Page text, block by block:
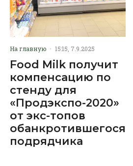
На главную · 15:15, 7.9.2025
Food Milk получит
компенсацию по
стенду для
«Продэкспо-2020»
от экс-топов
обанкротившегося
подрядчика